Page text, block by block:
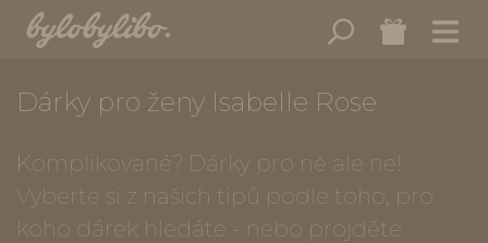
Dárky pro ženy Isabelle Rose
Komplikované? Dárky pro ně ale ne!
Vyberte si z našich tipů podle toho, pro
koho dárek hledáte - nebo projděte